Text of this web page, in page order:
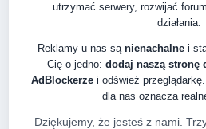
utrzymać serwery, rozwijać
działania.
Reklamy u nas są nienachalne i
Cię o jedno: dodaj naszą stronę
AdBlockerze i odśwież
dla nas oznacza
Dziękujemy, że jesteś z nami.